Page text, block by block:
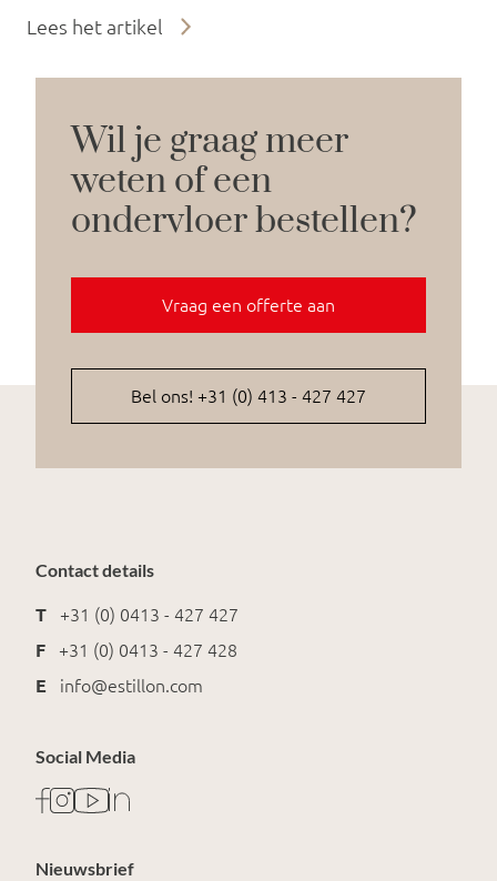
Lees het artikel
Wil je graag meer
weten of een
ondervloer bestellen?
Vraag een offerte aan
Bel ons! +31 (0) 413 - 427 427
Contact details
T
+31 (0) 0413 - 427 427
F
+31 (0) 0413 - 427 428
E
info@estillon.com
Nieuwsbrief
Social Media